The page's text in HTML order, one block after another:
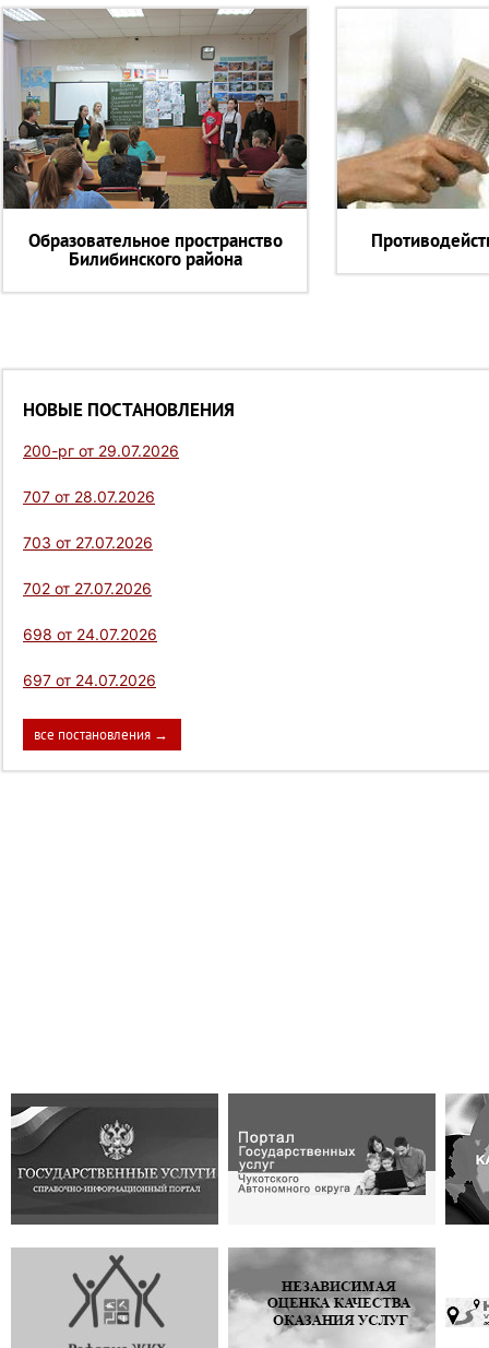
Образовательное пространство
Билибинского района
НОВЫЕ ПОСТАНОВЛЕНИЯ
200-рг от 29.07.2026
707 от 28.07.2026
703 от 27.07.2026
702 от 27.07.2026
698 от 24.07.2026
697 от 24.07.2026
все постановления →